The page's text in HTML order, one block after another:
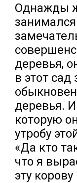
Однажды
деревья,
в этот
деревья.
которую
утробу
«Да кто
что я
эту